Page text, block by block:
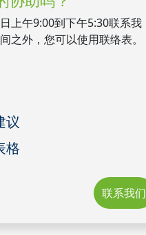
上午9:00到下午5:30联系我
之外，您可以使用联络表。
议
格
联系我们